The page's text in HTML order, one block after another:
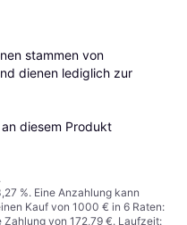
stammen von
dienen lediglich zur
diesem Produkt
%. Eine Anzahlung kann
Kauf von 1000 € in 6 Raten:
von 172,79 €. Laufzeit: